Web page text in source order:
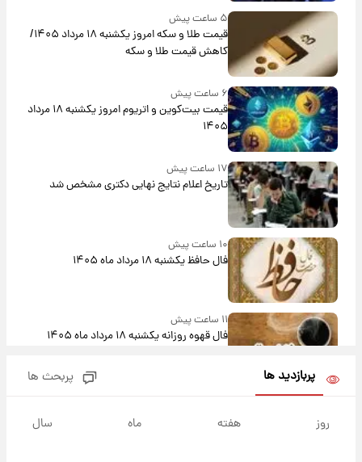
۵ ساعت پیش
قیمت طلا و سکه امروز یکشنبه ۱۸ مرداد ۱۴۰۵/
کاهش قیمت طلا و سکه
۶ ساعت پیش
قیمت بیت‌کوین و اتریوم امروز یکشنبه ۱۸ مرداد
۱۴۰۵
۱۷ ساعت پیش
تاریخ اعلام نتایج نهایی دکتری مشخص شد
۱۰ ساعت پیش
فال حافظ یکشنبه ۱۸ مرداد ماه ۱۴۰۵
۱۱ ساعت پیش
فال قهوه روزانه یکشنبه ۱۸ مرداد ماه ۱۴۰۵
پربازدید ها پربحث ها
روز هفته ماه سال